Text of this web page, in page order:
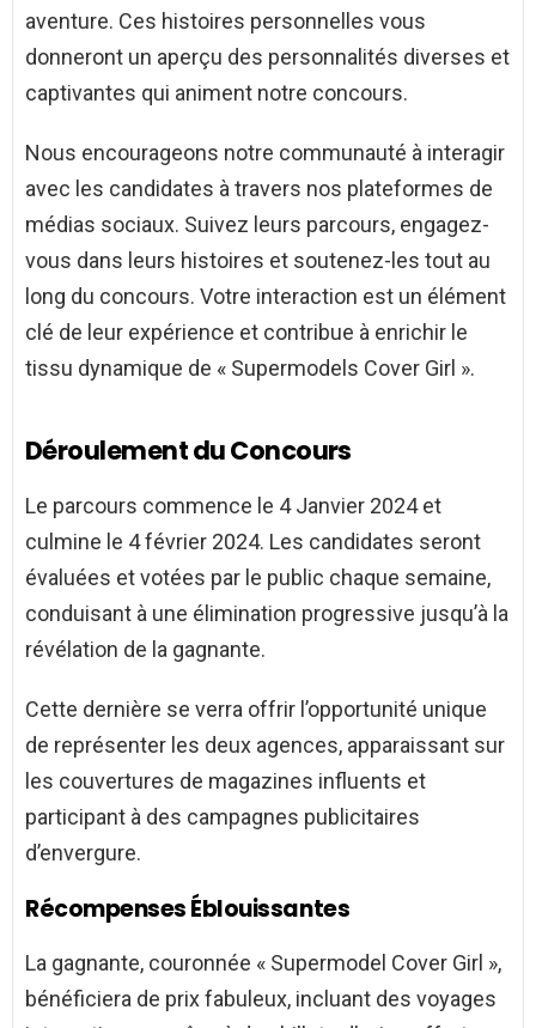
aventure. Ces histoires personnelles vous
donneront un aperçu des personnalités diverses et
captivantes qui animent notre concours.
Nous encourageons notre communauté à interagir
avec les candidates à travers nos plateformes de
médias sociaux. Suivez leurs parcours, engagez-
vous dans leurs histoires et soutenez-les tout au
long du concours. Votre interaction est un élément
clé de leur expérience et contribue à enrichir le
tissu dynamique de « Supermodels Cover Girl ».
Déroulement du Concours
Le parcours commence le 4 Janvier 2024 et
culmine le 4 février 2024. Les candidates seront
évaluées et votées par le public chaque semaine,
conduisant à une élimination progressive jusqu’à la
révélation de la gagnante.
Cette dernière se verra offrir l’opportunité unique
de représenter les deux agences, apparaissant sur
les couvertures de magazines influents et
participant à des campagnes publicitaires
d’envergure.
Récompenses Éblouissantes
La gagnante, couronnée « Supermodel Cover Girl »,
bénéficiera de prix fabuleux, incluant des voyages